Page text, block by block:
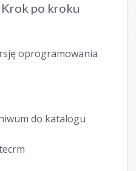
po kroku
oprogramowania
do katalogu